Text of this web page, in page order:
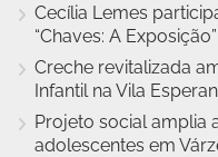
Cecília Lemes
“Chaves: A
Creche revitalizada
Infantil na Vila
Projeto social amplia
adolescentes em